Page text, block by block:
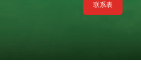
联系表